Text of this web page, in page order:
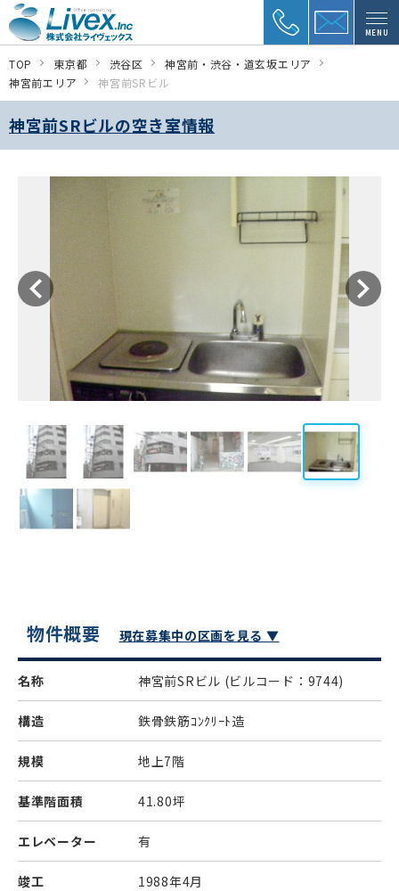
MENU
TOP 東京都 渋谷区
神宮前・渋谷・道玄坂エリア
神宮前エリア
神宮前SRビル
神宮前SRビルの空き室情報
物件概要 現在募集中の区画を見る ▼
名称 神宮前SRビル (ビルコード：9744)
構造 鉄骨鉄筋ｺﾝｸﾘｰﾄ造
規模 地上7階
基準階面積 41.80坪
エレベーター 有
竣工 1988年4月